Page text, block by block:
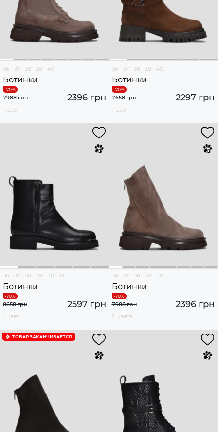
36 37 38 39 40
Ботинки
2396 грн
7988 грн
1 цвет
36 37 38 39 40
Ботинки
2297 грн
7658 грн
1 цвет
36 37 38 39 40 41
Ботинки
2597 грн
8658 грн
1 цвет
36 37 38 39 40
Ботинки
2396 грн
7988 грн
2 цвета
ТОВАР ЗАКАНЧИВАЕТСЯ